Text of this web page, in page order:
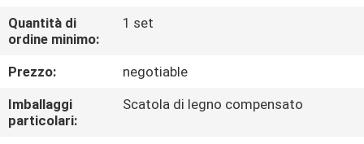
GIRO
DELLA
FABBRICA
CONTATTICI
Quantità di
ordine minimo:
1 set
Prezzo:
negotiable
Imballaggi
particolari:
Scatola di legno compensato